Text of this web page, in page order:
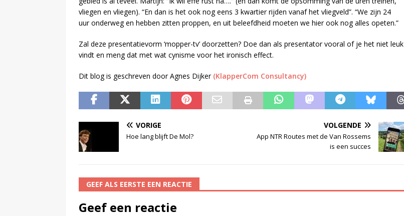
vliegen en vliegen). “En dan is het ook nog eens 3 kwartier rijden vanaf het vliegveld”. “We zijn 24
uur onderweg en hebben zitten proppen, en uit beleefdheid moeten we hier ook nog alles opeten.”
Zal deze presentatievorm ‘mopper-tv’ doorzetten? Doe dan als presentator vooral of je het niet leuk
vindt en meng dat met wat cynisme voor het ironisch effect.
Dit blog is geschreven door Agnes Dijker (KlapperCom Consultancy)
VORIGE
Hoe lang blijft De Mol?
VOLGENDE
App NTR Routes met de Van Rossems
is een succes
GEEF ALS EERSTE EEN REACTIE
Geef een reactie